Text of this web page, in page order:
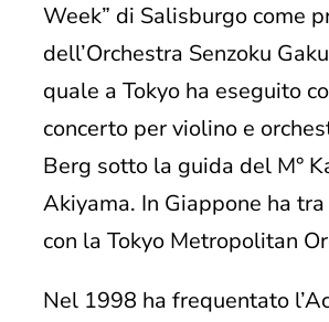
Week” di Salisburgo come
dell’Orchestra Senzoku
quale a Tokyo ha eseguito
concerto per violino e
Berg sotto la guida del M°
Akiyama. In Giappone ha
con la Tokyo Metropolitan
Nel 1998 ha frequentato